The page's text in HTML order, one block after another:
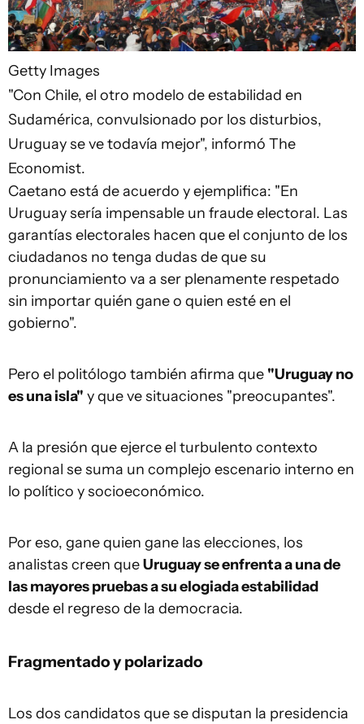
Getty Images
"Con Chile, el otro modelo de estabilidad en
Sudamérica, convulsionado por los disturbios,
Uruguay se ve todavía mejor", informó The
Economist.
Caetano está de acuerdo y ejemplifica: "En
Uruguay sería impensable un fraude electoral. Las
garantías electorales hacen que el conjunto de los
ciudadanos no tenga dudas de que su
pronunciamiento va a ser plenamente respetado
sin importar quién gane o quien esté en el
gobierno".
Pero el politólogo también afirma que "Uruguay no
es una isla" y que ve situaciones "preocupantes".
A la presión que ejerce el turbulento contexto
regional se suma un complejo escenario interno en
lo político y socioeconómico.
Por eso, gane quien gane las elecciones, los
analistas creen queUruguay se enfrenta a una de
las mayores pruebas a su elogiada estabilidad
desde el regreso de la democracia.
Fragmentado y polarizado
Los dos candidatos que se disputan la presidencia